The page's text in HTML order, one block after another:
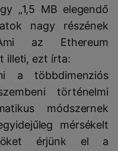
„1,5 MB elegendő
nagy részének
az Ethereum
illeti, ezt írta:
a többdimenziós
történelmi
módszernek
mérsékelt
érjünk el a